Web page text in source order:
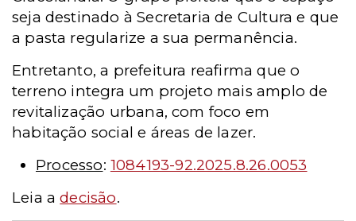
seja destinado à Secretaria de Cultura e que
a pasta regularize a sua permanência.
Entretanto, a prefeitura reafirma que o
terreno integra um projeto mais amplo de
revitalização urbana, com foco em
habitação social e áreas de lazer.
Processo: 1084193-92.2025.8.26.0053
Leia adecisão.